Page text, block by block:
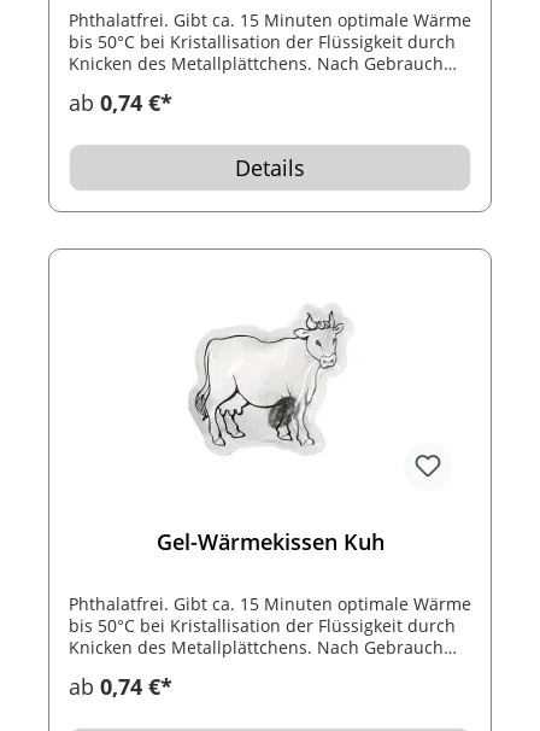
Phthalatfrei. Gibt ca. 15 Minuten optimale Wärme
bis 50°C bei Kristallisation der Flüssigkeit durch
Knicken des Metallplättchens. Nach Gebrauch
Wasser legen. Bis 1.000 mal wiederverwendbar.
ab 0,74 €*
Details
Gel-Wärmekissen Kuh
Phthalatfrei. Gibt ca. 15 Minuten optimale Wärme
bis 50°C bei Kristallisation der Flüssigkeit durch
Knicken des Metallplättchens. Nach Gebrauch
Wasser legen. Bis 1.000 mal wiederverwendbar.
ab 0,74 €*